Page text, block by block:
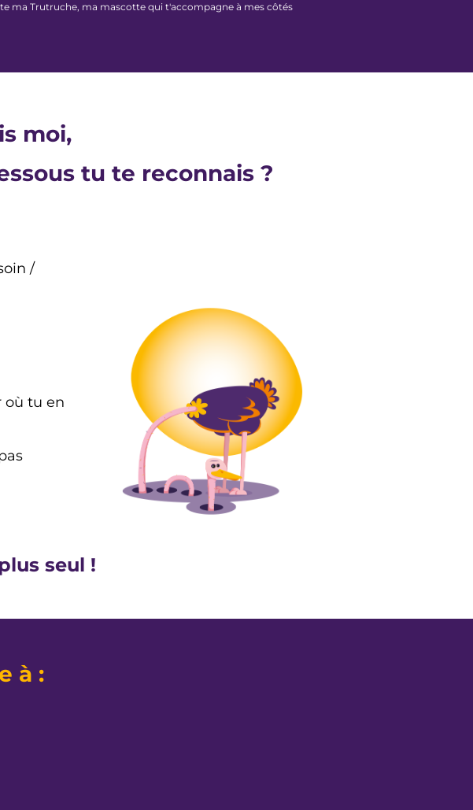
ma Trutruche, ma mascotte qui t'accompagne à mes côtés
moi,
tu te reconnais ?
/
où tu en
seul !
à :